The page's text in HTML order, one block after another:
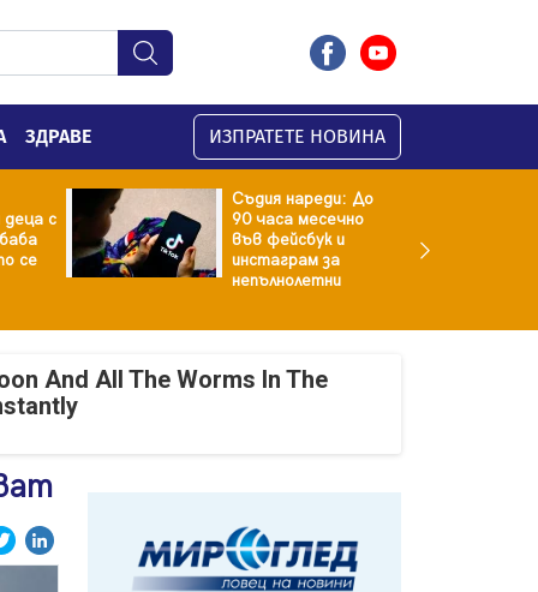
ЗДРАВЕ ИЗПРАТЕТЕ НОВИНА
с
се
Съдия нареди: До
90 часа месечно
във фейсбук и
инстаграм за
непълнолетни
And All The Worms In The